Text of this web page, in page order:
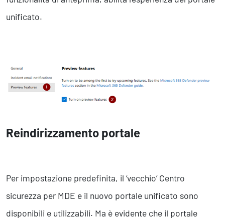
unificato.
Reindirizzamento portale
Per impostazione predefinita, il ‘vecchio’ Centro
sicurezza per MDE e il nuovo portale unificato sono
disponibili e utilizzabili. Ma è evidente che il portale